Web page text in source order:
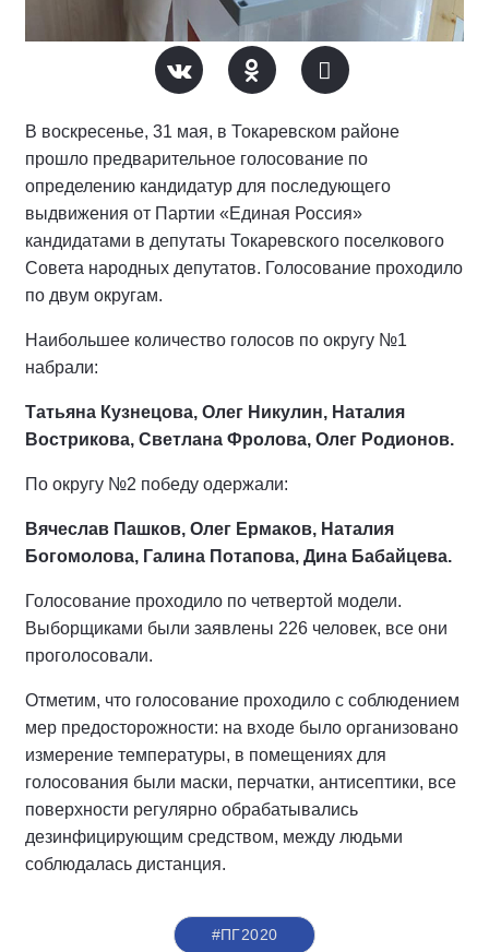
В воскресенье, 31 мая, в Токаревском районе
прошло предварительное голосование по
определению кандидатур для последующего
выдвижения от Партии «Единая Россия»
кандидатами в депутаты Токаревского поселкового
Совета народных депутатов. Голосование проходило
по двум округам.
Наибольшее количество голосов по округу №1
набрали:
Татьяна Кузнецова, Олег Никулин, Наталия
Вострикова, Светлана Фролова, Олег Родионов.
По округу №2 победу одержали:
Вячеслав Пашков, Олег Ермаков, Наталия
Богомолова, Галина Потапова, Дина Бабайцева.
Голосование проходило по четвертой модели.
Выборщиками были заявлены 226 человек, все они
проголосовали.
Отметим, что голосование проходило с соблюдением
мер предосторожности: на входе было организовано
измерение температуры, в помещениях для
голосования были маски, перчатки, антисептики, все
поверхности регулярно обрабатывались
дезинфицирующим средством, между людьми
соблюдалась дистанция.
#ПГ2020